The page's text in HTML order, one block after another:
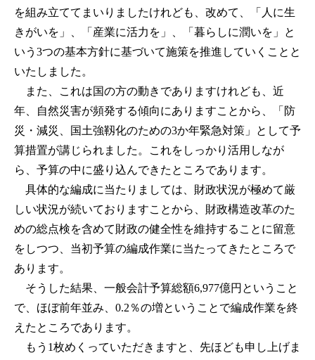
を組み立ててまいりましたけれども、改めて、「人に生
きがいを」、「産業に活力を」、「暮らしに潤いを」と
いう3つの基本方針に基づいて施策を推進していくことと
いたしました。
また、これは国の方の動きでありますけれども、近
年、自然災害が頻発する傾向にありますことから、「防
災・減災、国土強靱化のための3か年緊急対策」として予
算措置が講じられました。これをしっかり活用しなが
ら、予算の中に盛り込んできたところであります。
具体的な編成に当たりましては、財政状況が極めて厳
しい状況が続いておりますことから、財政構造改革のた
めの総点検を含めて財政の健全性を維持することに留意
をしつつ、当初予算の編成作業に当たってきたところで
あります。
そうした結果、一般会計予算総額6,977億円ということ
で、ほぼ前年並み、0.2％の増ということで編成作業を終
えたところであります。
もう1枚めくっていただきますと、先ほども申し上げま